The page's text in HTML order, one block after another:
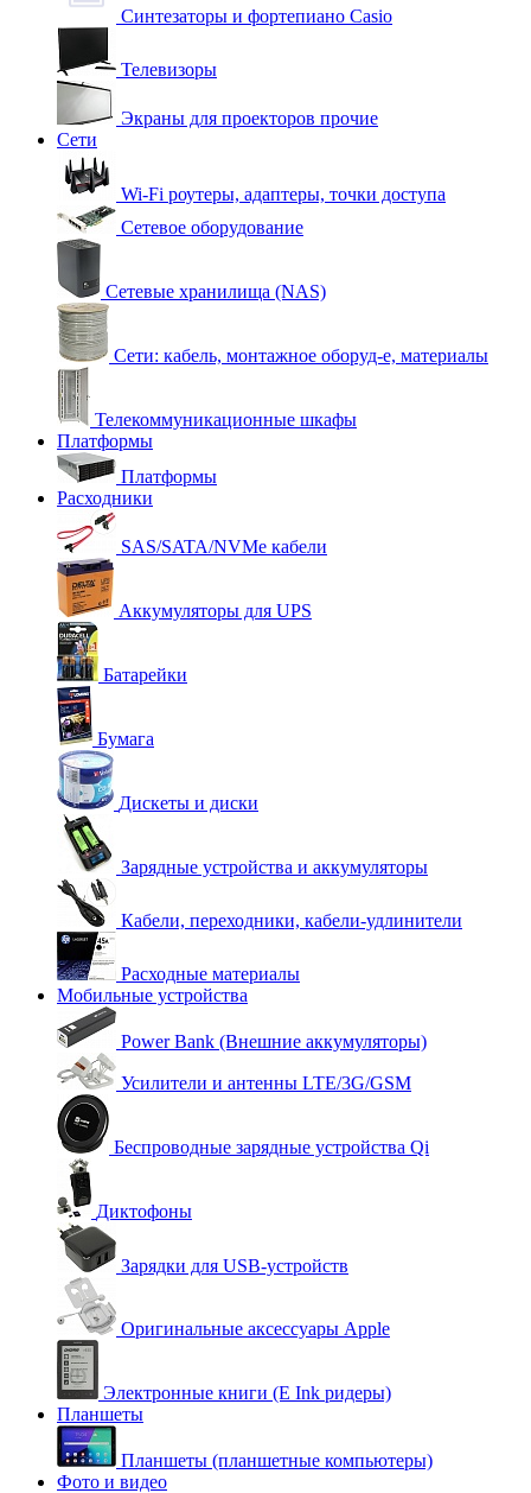
Синтезаторы и фортепиано Casio
Телевизоры
Экраны для проекторов прочие
Сети
Wi-Fi роутеры, адаптеры, точки доступа
Сетевое оборудование
Сетевые хранилища (NAS)
Сети: кабель, монтажное оборуд-е, материалы
Телекоммуникационные шкафы
Платформы
Платформы
Расходники
SAS/SATA/NVMe кабели
Аккумуляторы для UPS
Батарейки
Бумага
Дискеты и диски
Зарядные устройства и аккумуляторы
Кабели, переходники, кабели-удлинители
Расходные материалы
Мобильные устройства
Power Bank (Внешние аккумуляторы)
Усилители и антенны LTE/3G/GSM
Беспроводные зарядные устройства Qi
Диктофоны
Зарядки для USB-устройств
Оригинальные аксессуары Apple
Электронные книги (E Ink ридеры)
Планшеты
Планшеты (планшетные компьютеры)
Фото и видео